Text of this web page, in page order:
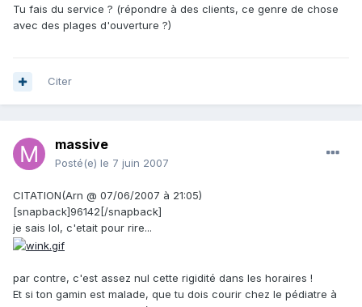
Tu fais du service ? (répondre à des clients, ce genre de chose
avec des plages d'ouverture ?)
Citer
massive
Posté(e) le 7 juin 2007
CITATION(Arn @ 07/06/2007 à 21:05)
[snapback]96142[/snapback]
je sais lol, c'etait pour rire...
par contre, c'est assez nul cette rigidité dans les horaires !
Et si ton gamin est malade, que tu dois courir chez le pédiatre à